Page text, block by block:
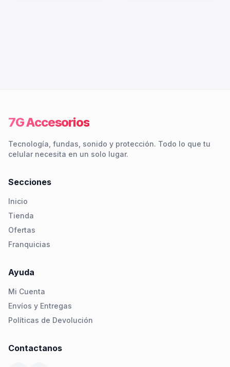
7G Accesorios
Tecnología, fundas, sonido y protección. Todo lo que tu
celular necesita en un solo lugar.
Secciones
Inicio
Tienda
Ofertas
Franquicias
Ayuda
Mi Cuenta
Envíos y Entregas
Políticas de Devolución
Contactanos